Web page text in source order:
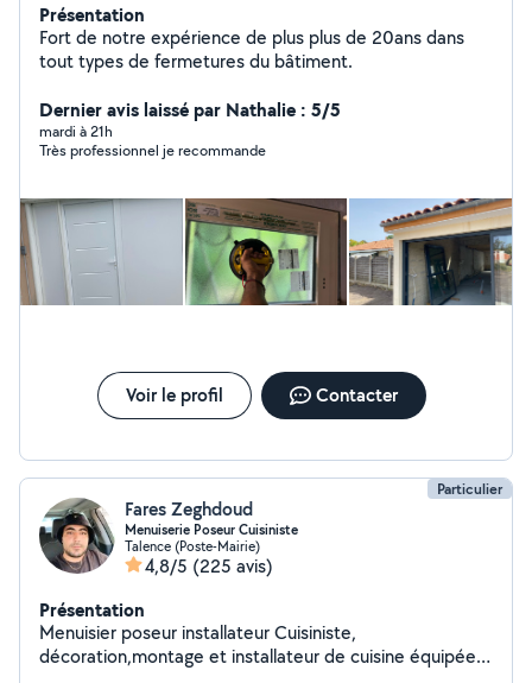
Présentation
Fort de notre expérience de plus plus de 20ans dans
tout types de fermetures du bâtiment.
Dernier avis laissé par Nathalie : 5/5
mardi à 21h
Très professionnel je recommande
Voir le profil Contacter
Particulier
Fares Zeghdoud
Menuiserie Poseur Cuisiniste
Talence (Poste-Mairie)
4,8/5 (225 avis)
Présentation
Menuisier poseur installateur Cuisiniste,
décoration,montage et installateur de cuisine équipée